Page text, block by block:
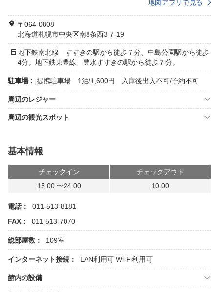
地図アプリで見る
〒064-0808
北海道札幌市中央区南8条西3-7-19
地下鉄南北線 すすきの駅から徒歩７分、中島公園駅から徒歩
4分。地下鉄東豊線 豊水すすきの駅から徒歩７分。
駐車場 : 提携駐車場 1泊/1,600円 入庫後出入不可/予約不可
周辺のレジャー
周辺の観光スポット
基本情報
チェックイン
チェックアウト
15:00 〜24:00
10:00
電話：
011-513-8181
FAX：
011-513-7070
総部屋数： 109室
インターネット接続： LAN利用可 Wi-Fi利用可
館内の設備